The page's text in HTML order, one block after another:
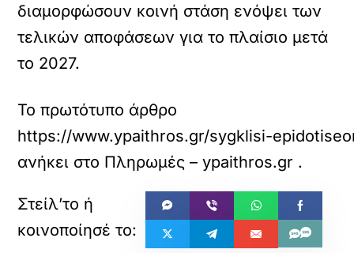
διαμορφώσουν κοινή στάση ενόψει των
τελικών αποφάσεων για το πλαίσιο μετά
το 2027.
Το πρωτότυπο άρθρο
https://www.ypaithros.gr/sygklisi-
ανήκει στο Πληρωμές – ypaithros.gr .